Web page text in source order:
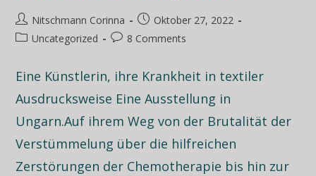
Nitschmann Corinna
Oktober 27, 2022
Uncategorized
8 Comments
Eine Künstlerin, ihre Krankheit in textiler
Ausdrucksweise Eine Ausstellung in
Ungarn.Auf ihrem Weg von der Brutalität der
Verstümmelung über die hilfreichen
Zerstörungen der Chemotherapie bis hin zur